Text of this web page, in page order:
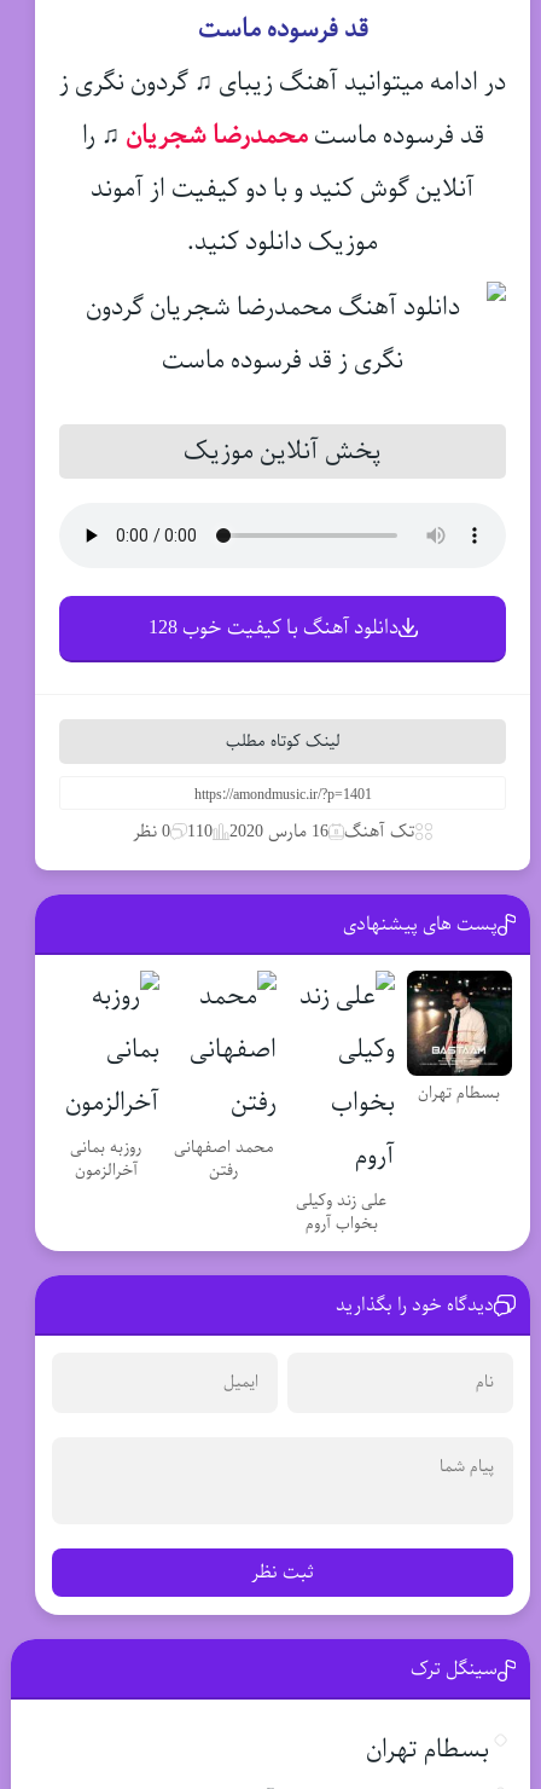
قد فرسوده ماست
در ادامه میتوانید آهنگ زیبای ♫ گردون نگری ز
قد فرسوده ماستمحمدرضا شجریان ♫ را
آنلاین گوش کنید و با دو کیفیت از آموند
موزیک دانلود کنید.
پخش آنلاین موزیک
دانلود آهنگ با کیفیت خوب 128
لینک کوتاه مطلب
تک آهنگ 16 مارس 2020 110 0 نظر
پست های پیشنهادی
بسطام تهران
علی زند وکیلی
بخواب آروم
محمد اصفهانی
رفتن
روزبه بمانی
آخرالزمون
دیدگاه خود را بگذارید
ثبت نظر
سینگل ترک
بسطام تهران